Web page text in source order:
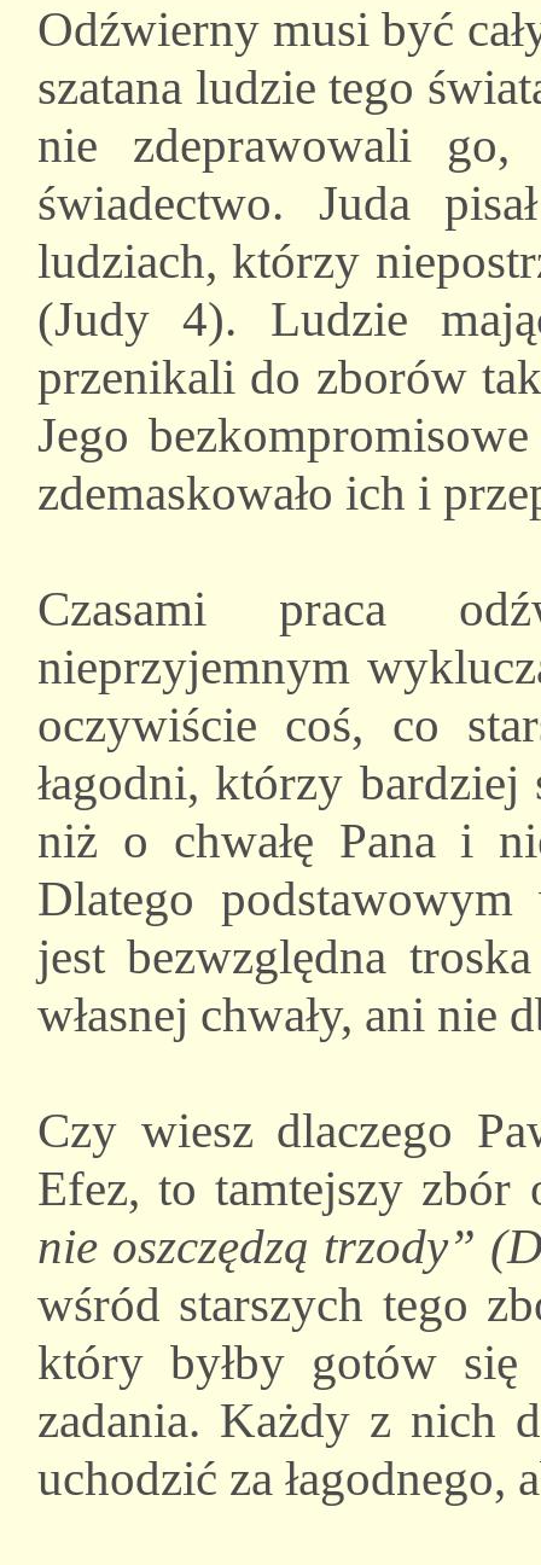
Odźwierny musi być
szatana ludzie tego
nie zdeprawowali
świadectwo. Juda
ludziach, którzy
(Judy 4). Ludzie
przenikali do zborów
Jego
zdemaskowało ich i
Czasami praca
nieprzyjemnym
oczywiście coś, co
łagodni, którzy bardziej
niż o chwałę Pana i
Dlatego
jest bezwzględna
własnej chwały, ani nie
Czy wiesz dlaczego
Efez, to tamtejszy zbór
nie oszczędzą trzody”
wśród starszych tego
który byłby gotów się
zadania. Każdy z nich
uchodzić za łagodnego,